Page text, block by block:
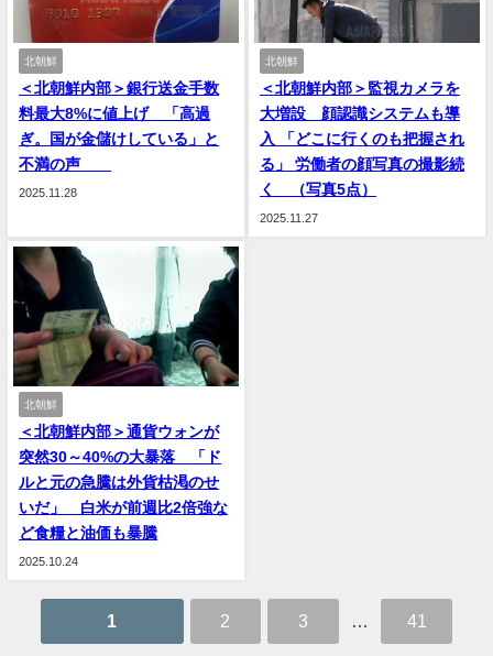
北朝鮮
＜北朝鮮内部＞銀行送金手数
料最大8%に値上げ 「高過
ぎ。国が金儲けしている」と
不満の声
2025.11.28
北朝鮮
＜北朝鮮内部＞監視カメラを
大増設 顔認識システムも導
入 「どこに行くのも把握され
る」 労働者の顔写真の撮影続
く （写真5点）
2025.11.27
北朝鮮
＜北朝鮮内部＞通貨ウォンが
突然30～40%の大暴落 「ド
ルと元の急騰は外貨枯渇のせ
いだ」 白米が前週比2倍強な
ど食糧と油価も暴騰
2025.10.24
1 2 3 … 41